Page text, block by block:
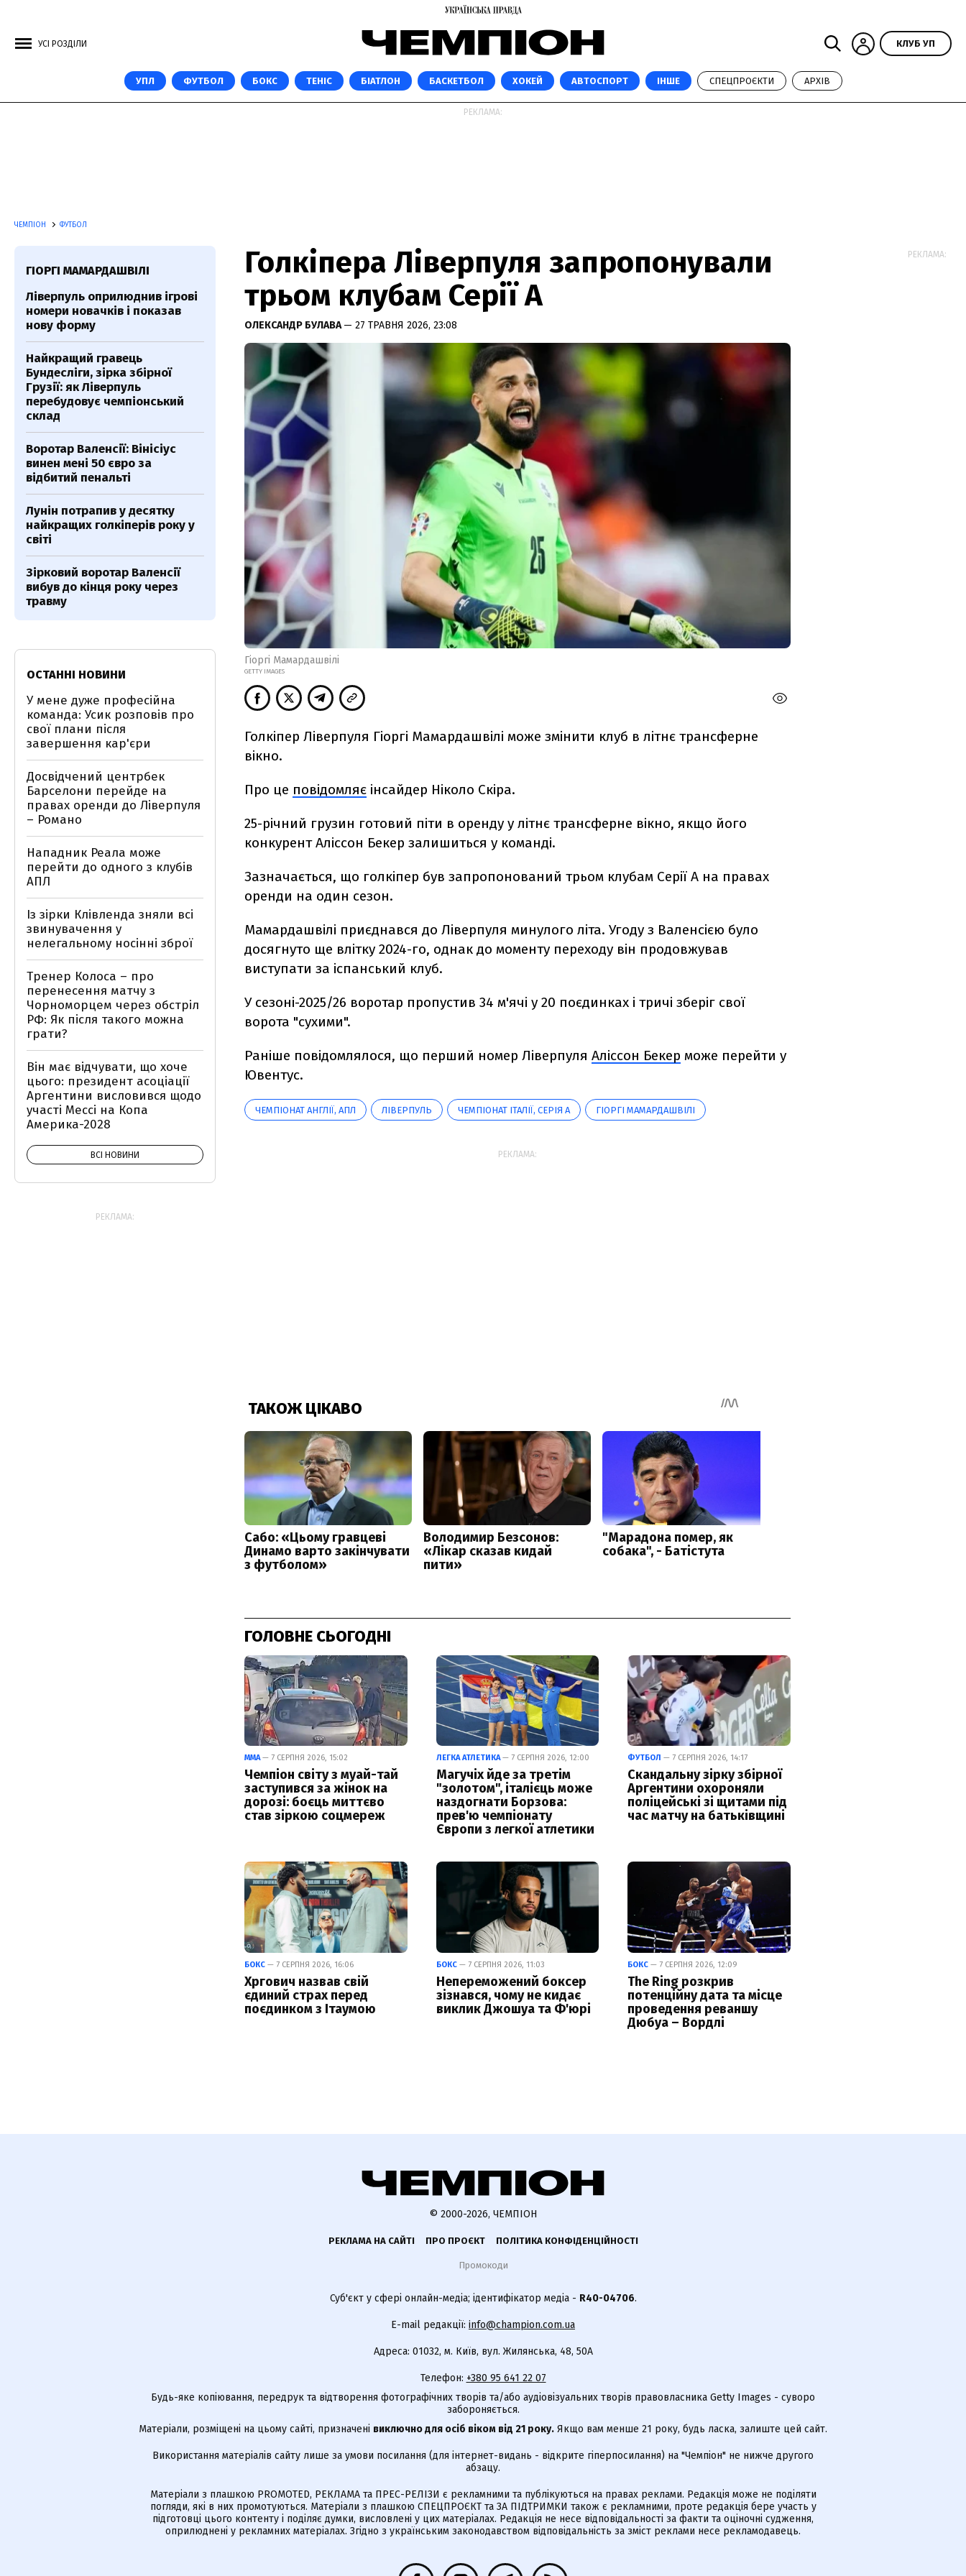
УСІ РОЗДІЛИ КЛУБ УП
УПЛ ФУТБОЛ БОКС ТЕНІС БІАТЛОН БАСКЕТБОЛ ХОКЕЙ АВТОСПОРТ ІНШЕ СПЕЦПРОЄКТИ АРХІВ
РЕКЛАМА:
ЧЕМПІОН ФУТБОЛ
Голкіпера Ліверпуля запропонували
трьом клубам Серії А
ОЛЕКСАНДР БУЛАВА— 27 ТРАВНЯ 2026, 23:08
Гіоргі Мамардашвілі
GETTY IMAGES
Голкіпер Ліверпуля Гіоргі Мамардашвілі може змінити клуб в літнє трансферне
вікно.
Про це повідомляє інсайдер Ніколо Скіра.
25-річний грузин готовий піти в оренду у літнє трансферне вікно, якщо його
конкурент Аліссон Бекер залишиться у команді.
Зазначається, що голкіпер був запропонований трьом клубам Серії А на правах
оренди на один сезон.
Мамардашвілі приєднався до Ліверпуля минулого літа. Угоду з Валенсією було
досягнуто ще влітку 2024-го, однак до моменту переходу він продовжував
виступати за іспанський клуб.
У сезоні-2025/26 воротар пропустив 34 м'ячі у 20 поєдинках і тричі зберіг свої
ворота "сухими".
Раніше повідомлялося, що перший номер Ліверпуля Аліссон Бекер може перейти у
Ювентус.
ЧЕМПІОНАТ АНГЛІЇ, АПЛ ЛІВЕРПУЛЬ ЧЕМПІОНАТ ІТАЛІЇ, СЕРІЯ А ГІОРГІ МАМАРДАШВІЛІ
РЕКЛАМА:
ГОЛОВНЕ СЬОГОДНІ
ММА— 7 СЕРПНЯ 2026, 15:02
Чемпіон світу з муай-тай
заступився за жінок на
дорозі: боєць миттєво
став зіркою соцмереж
ЛЕГКА АТЛЕТИКА— 7 СЕРПНЯ 2026, 12:00
Магучіх йде за третім
"золотом", італієць може
наздогнати Борзова:
прев'ю чемпіонату
Європи з легкої атлетики
ФУТБОЛ — 7 СЕРПНЯ 2026, 14:17
Скандальну зірку збірної
Аргентини охороняли
поліцейські зі щитами під
час матчу на батьківщині
БОКС — 7 СЕРПНЯ 2026, 16:06
Хргович назвав свій
єдиний страх перед
поєдинком з Ітаумою
БОКС— 7 СЕРПНЯ 2026, 11:03
Непереможений боксер
зізнався, чому не кидає
виклик Джошуа та Ф'юрі
БОКС — 7 СЕРПНЯ 2026, 12:09
The Ring розкрив
потенційну дата та місце
проведення реваншу
Дюбуа – Вордлі
ГІОРГІ МАМАРДАШВІЛІ
Ліверпуль оприлюднив ігрові
номери новачків і показав
нову форму
Найкращий гравець
Бундесліги, зірка збірної
Грузії: як Ліверпуль
перебудовує чемпіонський
склад
Воротар Валенсії: Вінісіус
винен мені 50 євро за
відбитий пенальті
Лунін потрапив у десятку
найкращих голкіперів року у
світі
Зірковий воротар Валенсії
вибув до кінця року через
травму
ОСТАННІ НОВИНИ
У мене дуже професійна
команда: Усик розповів про
свої плани після
завершення кар'єри
Досвідчений центрбек
Барселони перейде на
правах оренди до Ліверпуля
– Романо
Нападник Реала може
перейти до одного з клубів
АПЛ
Із зірки Клівленда зняли всі
звинувачення у
нелегальному носінні зброї
Тренер Колоса – про
перенесення матчу з
Чорноморцем через обстріл
РФ: Як після такого можна
грати?
Він має відчувати, що хоче
цього: президент асоціації
Аргентини висловився щодо
участі Мессі на Копа
Америка-2028
ВСІ НОВИНИ
РЕКЛАМА:
РЕКЛАМА:
© 2000-2026, ЧЕМПІОН
РЕКЛАМА НА САЙТІ ПРО ПРОЄКТ ПОЛІТИКА КОНФІДЕНЦІЙНОСТІ
Промокоди
Суб'єкт у сфері онлайн-медіа; ідентифікатор медіа - R40-04706.
E-mail редакції: info@champion.com.ua
Адреса: 01032, м. Київ, вул. Жилянська, 48, 50А
Телефон: +380 95 641 22 07
Будь-яке копіювання, передрук та відтворення фотографічних творів та/або аудіовізуальних творів правовласника Getty Images - суворо
забороняється.
Матеріали, розміщені на цьому сайті, призначені виключно для осіб віком від 21 року. Якщо вам менше 21 року, будь ласка, залиште цей сайт.
Використання матеріалів сайту лише за умови посилання (для інтернет-видань - відкрите гіперпосилання) на "Чемпіон" не нижче другого
абзацу.
Матеріали з плашкою PROMOTED, РЕКЛАМА та ПРЕС-РЕЛІЗИ є рекламними та публікуються на правах реклами. Редакція може не поділяти
погляди, які в них промотуються. Матеріали з плашкою СПЕЦПРОЄКТ та ЗА ПІДТРИМКИ також є рекламними, проте редакція бере участь у
підготовці цього контенту і поділяє думки, висловлені у цих матеріалах. Редакція не несе відповідальності за факти та оціночні судження,
оприлюднені у рекламних матеріалах. Згідно з українським законодавством відповідальність за зміст реклами несе рекламодавець.